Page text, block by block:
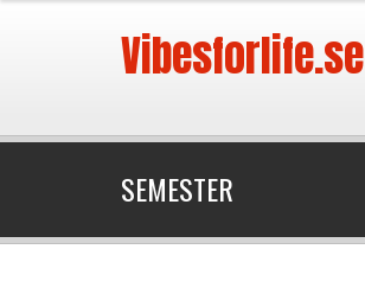
Vibesforlife.se
SEMESTER